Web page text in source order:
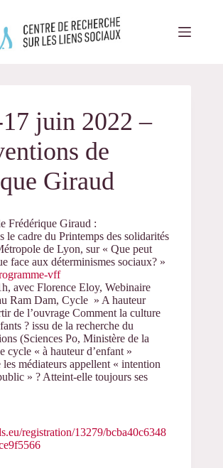
juin 2022 –
de
Giraud
Frédérique Giraud :
le cadre du Printemps des solidarités
de Lyon, sur « Que peut
face aux déterminismes sociaux? »
vff
avec Florence Eloy, Webinaire
Ram Dam, Cycle » A hauteur
de l’ouvrage Comment la culture
? issu de la recherche du
(Sciences Po, Ministère de la
cycle « à hauteur d’enfant »
médiateurs appellent « intention
» ? Atteint-elle toujours ses
registration/13279/bcba40c6348